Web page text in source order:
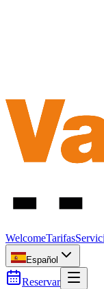
WelcomeTarifas
Español
Reservar